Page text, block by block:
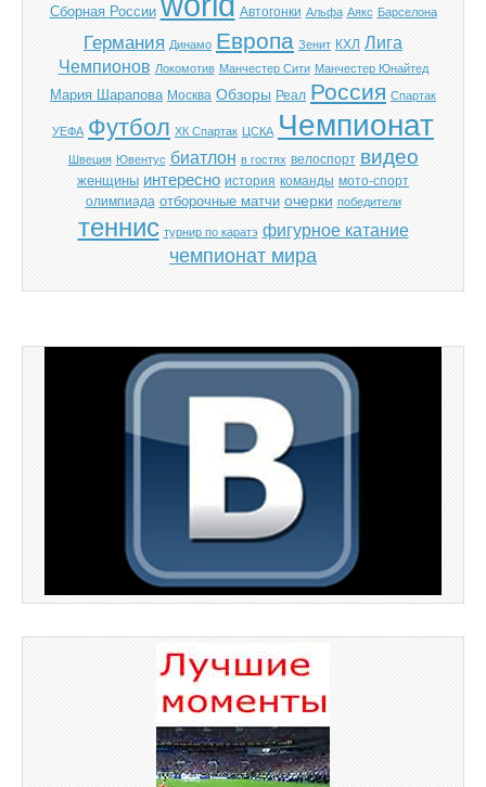
Cборная России Автогонки Альфа Аякс Барселона
Германия Динамо Европа Зенит КХЛ Лига
Чемпионов Локомотив Манчестер Сити Манчестер Юнайтед
Мария Шарапова Москва Обзоры Реал Россия Спартак
УЕФА Футбол ХК Спартак ЦСКА Чемпионат
Швеция Ювентус биатлон в гостях велоспорт видео
женщины интересно история команды мото-спорт
олимпиада отборочные матчи очерки победители
теннис турнир по каратэ фигурное катание
чемпионат мира